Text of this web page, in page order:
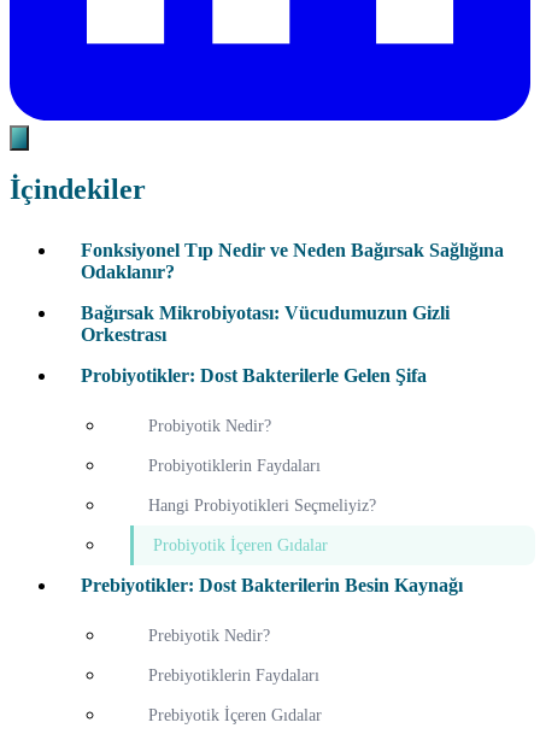
İçindekiler
Fonksiyonel Tıp Nedir ve Neden Bağırsak Sağlığına
Odaklanır?
Bağırsak Mikrobiyotası: Vücudumuzun Gizli
Orkestrası
Probiyotikler: Dost Bakterilerle Gelen Şifa
Probiyotik Nedir?
Probiyotiklerin Faydaları
Hangi Probiyotikleri Seçmeliyiz?
Probiyotik İçeren Gıdalar
Prebiyotikler: Dost Bakterilerin Besin Kaynağı
Prebiyotik Nedir?
Prebiyotiklerin Faydaları
Prebiyotik İçeren Gıdalar